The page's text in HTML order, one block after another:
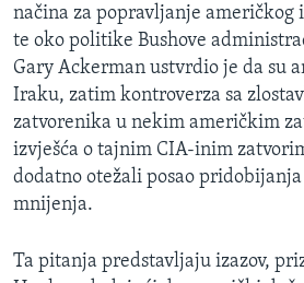
načina za popravljanje američkog
te oko politike Bushove
Gary Ackerman ustvrdio je da su
Iraku, zatim kontroverza sa
zatvorenika u nekim američkim
izvješća o tajnim CIA-inim
dodatno otežali posao
mnijenja.
Ta pitanja predstavljaju izazov,